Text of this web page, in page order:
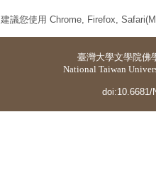
建議您使用 Chrome, Firefox,
臺灣大學文學院佛
National Taiwan
doi:10.6681/